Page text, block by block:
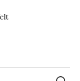
Suchen
nach: